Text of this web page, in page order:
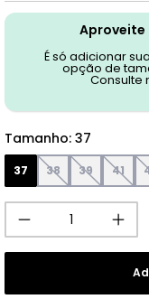
Aproveite
É só adicionar
opção de
Consulte
Tamanho: 37
37 38 39 41